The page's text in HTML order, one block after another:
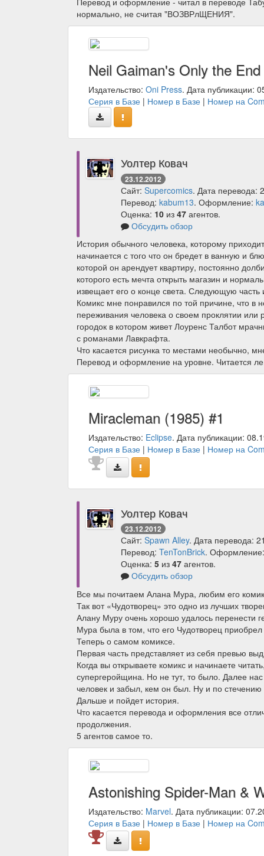
нормально, не считая "ВОЗВРлЩЕНИЯ".
Neil Gaiman's Only the
Издательство: Oni Press. Дата публикации:
Серия в Базе | Номер в Базе | Номер на
Уолтер Ковач
23.12.2012
Сайт: Supercomics. Дата перевода:
Перевод: kabum13. Оформление:
Оценка: 10 из 47 агентов.
Обсудить обзор
История обычного человека, которому
начинается с того что он бредет в ванную и
которой он арендует квартиру, постоянно
которого есть мечта открыть магазин и
извещает его о конце света. Следующую часть
Комикс мне понравился по той причине, что
переживания человека о своем проклятии
городок в котором живет Лоуренс Талбот
с романами Лавкрафта.
Что касается рисунка то местами необычно,
Перевод и оформление на уровне. Читается
Miracleman (1985) #1
Издательство: Eclipse. Дата публикации:
Серия в Базе | Номер в Базе | Номер на
Уолтер Ковач
23.12.2012
Сайт: Spawn Alley. Дата перевода:
Перевод: TenTonBrick.
Оценка: 5 из 47 агентов.
Обсудить обзор
Все мы почитаем Алана Мура, любим его
Так вот «Чудотворец» это одно из лучших
Алану Муру очень хорошо удалось перенести
Мура была в том, что его Чудотворец
Теперь о самом комиксе.
Первая часть представляет из себя превью
Когда вы открываете комикс и начинаете
супергеройщина. Но не тут, то было. Далее
человек и забыл, кем он был. Ну и по
Дальше и пойдет история.
Что касается перевода и оформления все
продолжения.
5 агентов самое то.
Astonishing Spider-Man &
Издательство: Marvel. Дата публикации:
Серия в Базе | Номер в Базе | Номер на